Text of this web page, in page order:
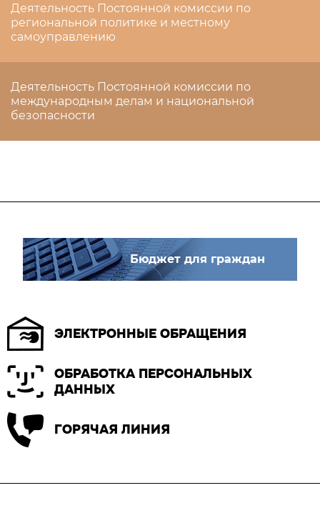
Деятельность Постоянной комиссии по
региональной политике и местному
самоуправлению
Деятельность Постоянной комиссии по
международным делам и национальной
безопасности
Бюджет для граждан
ЭЛЕКТРОННЫЕ ОБРАЩЕНИЯ
ОБРАБОТКА ПЕРСОНАЛЬНЫХ
ДАННЫХ
ГОРЯЧАЯ ЛИНИЯ